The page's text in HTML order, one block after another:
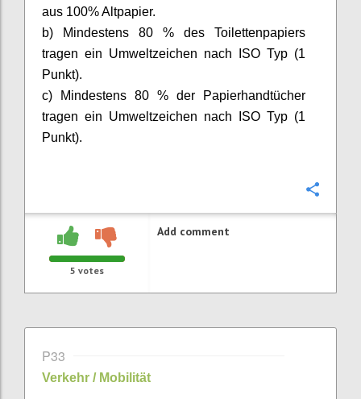
aus 100% Altpapier.
b) Mindestens 80 % des Toilettenpapiers
tragen ein Umweltzeichen nach ISO Typ (1
Punkt).
c)
Mindestens 80 % der Papierhandtücher
tragen ein Umweltzeichen nach ISO Typ (1
Punkt).
5 votes
Add comment
P33
Verkehr / Mobilität